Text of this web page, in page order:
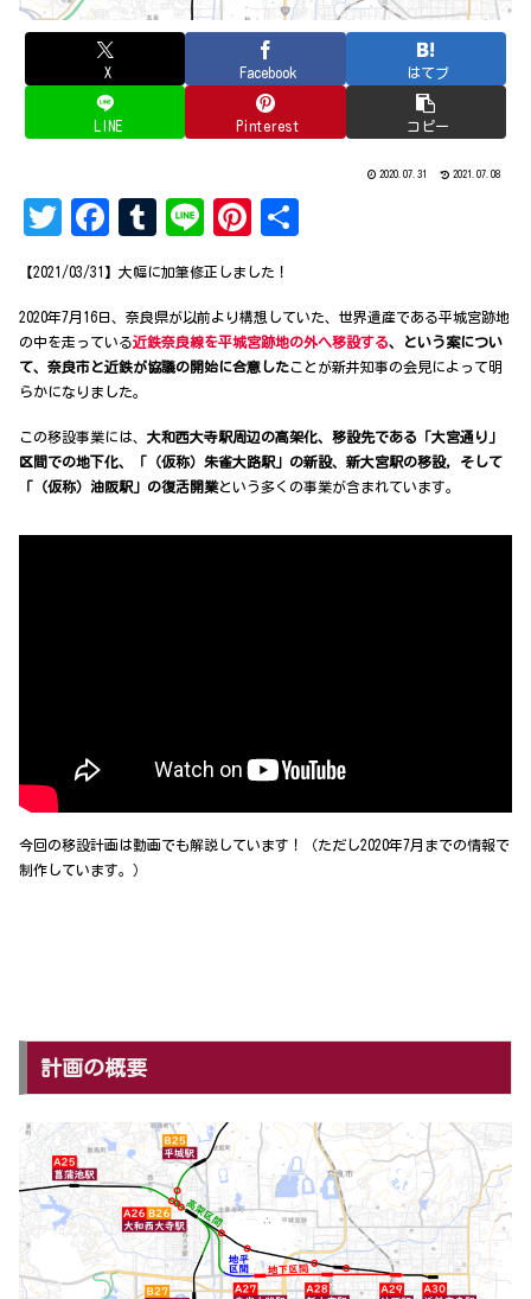
X Facebook はてブ
LINE Pinterest コピー
2020.07.31 2021.07.08
T
w
te
r
Fa
ok
Tu
Li
Pi
es
t
【2021/03/31】大幅に加筆修正しました！
2020年7月16日、奈良県が以前より構想していた、世界遺産である平城宮跡地
の中を走っている近鉄奈良線を平城宮跡地の外へ移設する、という案につい
て、奈良市と近鉄が協議の開始に合意したことが新井知事の会見によって明
らかになりました。
この移設事業には、 大和西大寺駅周辺の高架化、移設先である「大宮通り」
区間での地下化、「（仮称）朱雀大路駅」の新設、新大宮駅の移設，そして
「（仮称）油阪駅」の復活開業という多くの事業が含まれています。
今回の移設計画は動画でも解説しています！（ただし2020年7月までの情報で
制作しています。）
計画の概要